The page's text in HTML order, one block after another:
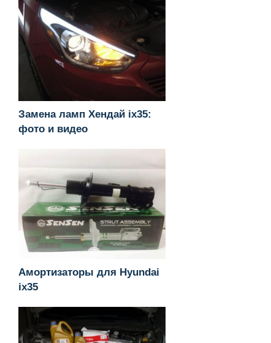
Замена ламп Хендай ix35:
фото и видео
Амортизаторы для Hyundai
ix35